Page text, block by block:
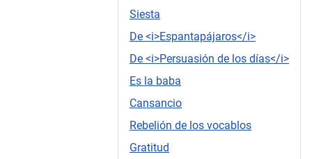
Siesta
De <i>Espantapájaros</i>
De <i>Persuasión de los días</i>
Es la baba
Cansancio
Rebelión de los vocablos
Gratitud